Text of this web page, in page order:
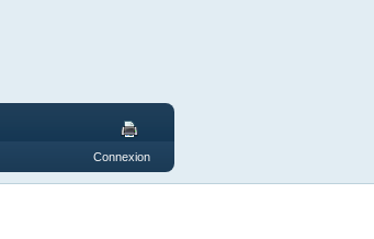
Connexion